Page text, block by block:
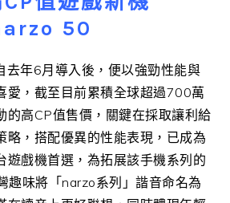
50
去年6月導入後， 便以強勁性能與
愛，截至目前累積全球超過700萬
的高CP值售價， 關鍵在採取讓利給
略，搭配優異的性能表現， 已成為
遊戲機首選， 為拓展該手機系列的
趣味將「narzo系列」諧音命名為